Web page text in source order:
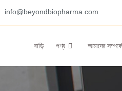
info@beyondbiopharma.com
বাড়ি পণ্য আমাদের সম্পর্কে